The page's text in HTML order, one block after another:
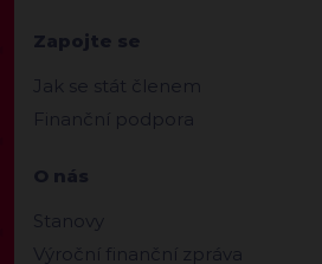
Zapojte se
Jak se stát členem
Finanční podpora
O nás
Stanovy
Výroční finanční zpráva